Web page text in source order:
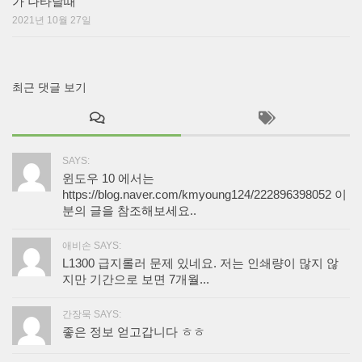
2021년 10월 27일
최근 댓글 보기
SAYS:
윈도우 10 에서는
https://blog.naver.com/kmyoung124/222896398052 이
분의 글을 참조해보세요..
애비손 SAYS:
L1300 급지롤러 문제 있네요. 저는 인쇄량이 많지 않
지만 기간으로 보면 7개월...
간장묵 SAYS:
좋은 정보 얻고갑니다 ㅎㅎ